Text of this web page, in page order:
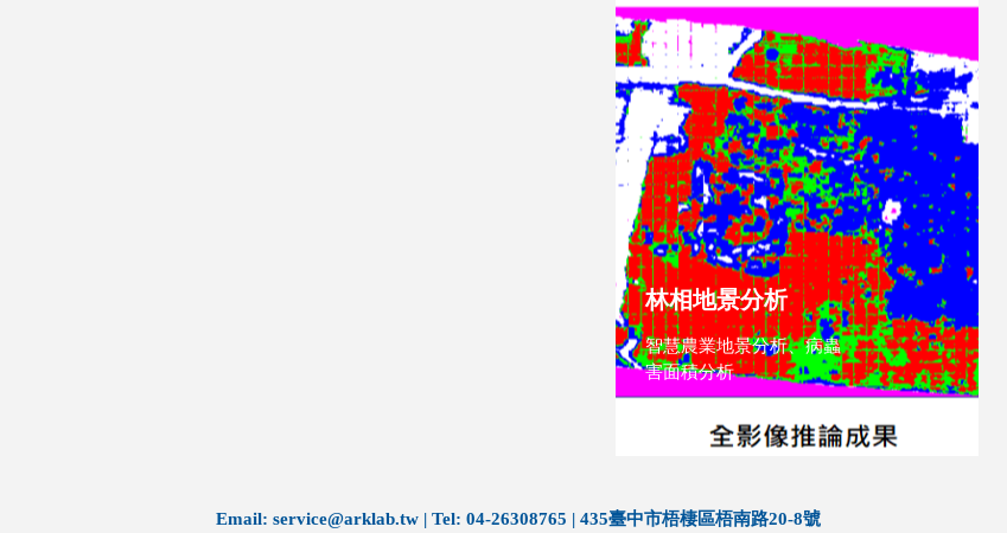
林相地景分析
​智慧農業地景分析、病蟲
害面積分析
​Email: service@arklab.tw | Tel: 04-26308765 | 435臺中市梧棲區梧南路20-8號